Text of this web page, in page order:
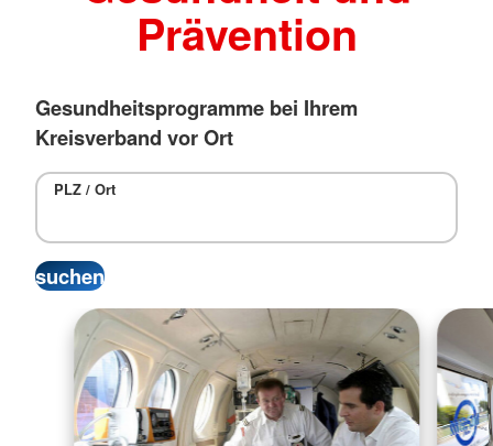
Prävention
Gesundheitsprogramme bei Ihrem
Kreisverband vor Ort
PLZ / Ort